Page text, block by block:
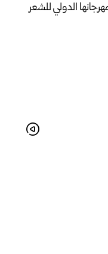
الدولي للشعر